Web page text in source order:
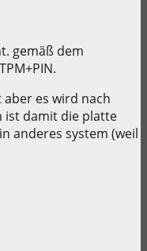
gemäß dem
es wird nach
ist damit die platte
anderes system (weil